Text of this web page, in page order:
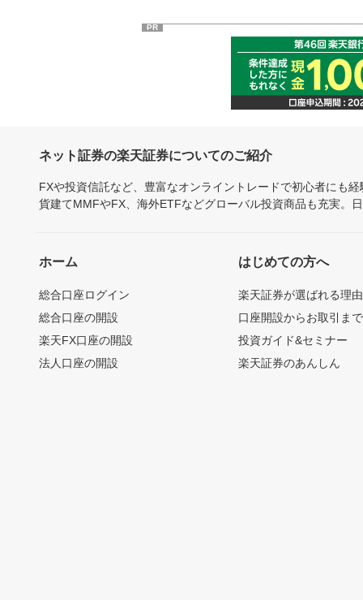
PR
ネット証券の楽天証券についてのご紹介
FXや投資信託など、豊富なオンライントレードで初心者にも
貨建てMMFやFX、海外ETFなどグローバル投資商品も充実。
ホーム
総合口座ログイン
総合口座の開設
楽天FX口座の開設
法人口座の開設
はじめての方へ
楽天証券が選ばれる理由
口座開設からお取引ま
投資ガイド&セミナー
楽天証券のあんしん